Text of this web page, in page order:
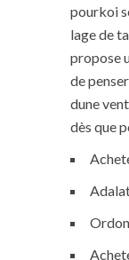
pourkoi
lage de
propose
de
dune
dès que